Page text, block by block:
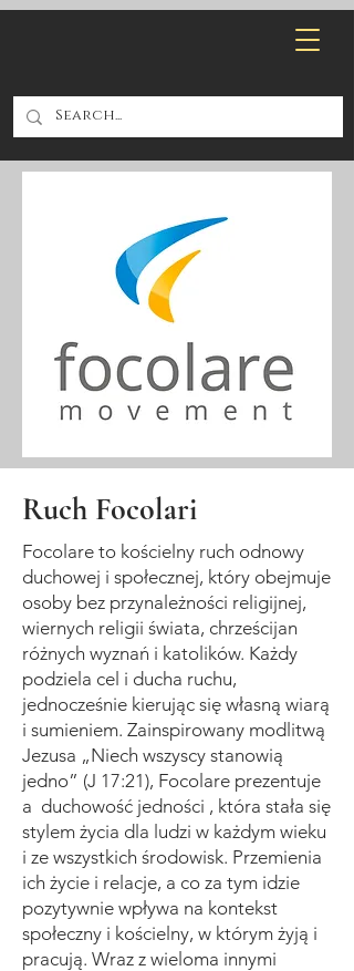
Ruch Focolari
Focolare to kościelny ruch odnowy
duchowej i społecznej, który obejmuje
osoby bez przynależności religijnej,
wiernych religii świata, chrześcijan
różnych wyznań i katolików. Każdy
podziela cel i ducha ruchu,
jednocześnie kierując się własną wiarą
i sumieniem. Zainspirowany modlitwą
Jezusa „Niech wszyscy stanowią
jedno” (J 17:21), Focolare prezentuje
a duchowość jedności , która stała się
stylem życia dla ludzi w każdym wieku
i ze wszystkich środowisk. Przemienia
ich życie i relacje, a co za tym idzie
pozytywnie wpływa na kontekst
społeczny i kościelny, w którym żyją i
pracują. Wraz z wieloma innymi